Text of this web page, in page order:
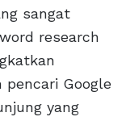
sangat
research
Google
yang